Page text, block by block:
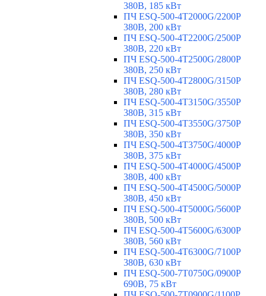
380В, 185 кВт
ПЧ ESQ-500-4T2000G/2200P
380В, 200 кВт
ПЧ ESQ-500-4T2200G/2500P
380В, 220 кВт
ПЧ ESQ-500-4T2500G/2800P
380В, 250 кВт
ПЧ ESQ-500-4T2800G/3150P
380В, 280 кВт
ПЧ ESQ-500-4T3150G/3550P
380В, 315 кВт
ПЧ ESQ-500-4T3550G/3750P
380В, 350 кВт
ПЧ ESQ-500-4T3750G/4000P
380В, 375 кВт
ПЧ ESQ-500-4T4000G/4500P
380В, 400 кВт
ПЧ ESQ-500-4T4500G/5000P
380В, 450 кВт
ПЧ ESQ-500-4T5000G/5600P
380В, 500 кВт
ПЧ ESQ-500-4T5600G/6300P
380В, 560 кВт
ПЧ ESQ-500-4T6300G/7100P
380В, 630 кВт
ПЧ ESQ-500-7T0750G/0900P
690В, 75 кВт